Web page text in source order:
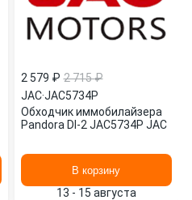
2 579 ₽ 2 715 ₽
JAC·JAC5734P
Обходчик иммобилайзера
Pandora DI-2 JAC5734P JAC
В корзину
13 - 15 августа